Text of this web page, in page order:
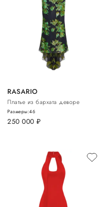
RASARIO
Платье из бархата деворе
250 000 руб.
Размеры:46